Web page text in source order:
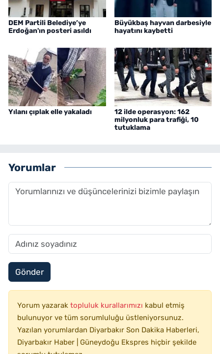
DEM Partili Belediye’ye
Erdoğan'ın posteri asıldı
Büyükbaş hayvan darbesiyle
hayatını kaybetti
Yılanı çıplak elle yakaladı
12 ilde operasyon: 162
milyonluk para trafiği, 10
tutuklama
Yorumlar
Gönder
Yorum yazarak topluluk kurallarımızı kabul etmiş
bulunuyor ve tüm sorumluluğu üstleniyorsunuz.
Yazılan yorumlardan Diyarbakır Son Dakika Haberleri,
Diyarbakır Haber | Güneydoğu Ekspres hiçbir şekilde